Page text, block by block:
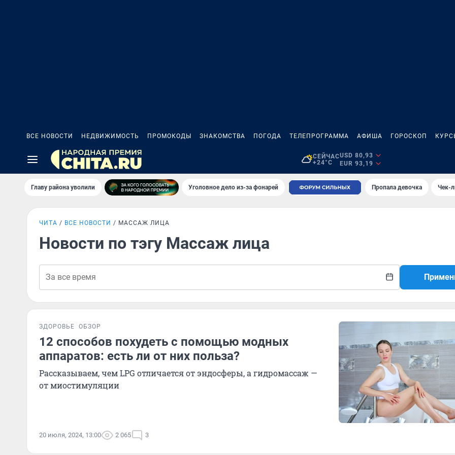
ВСЕ НОВОСТИ НЕДВИЖИМОСТЬ ПРОМОКОДЫ ЗНАКОМСТВА ПОГОДА ТЕЛЕПРОГРАММА АФИША ГОРОСКОП
СЕЙЧАС
+24°C
USD 80,93
EUR 93,19
Главу района уволили Уголовное дело из-за фонарей Пропала девочка Чек-
ЧИТА ВСЕ НОВОСТИ МАССАЖ ЛИЦА
Новости по тэгу Массаж лица
ЗДОРОВЬЕ ОБЗОР
12 способов похудеть с помощью модных
аппаратов: есть ли от них польза?
Рассказываем, чем LPG отличается от эндосферы, а гидромассаж —
от миостимуляции
20 июля, 2024, 13:00 2 065 3